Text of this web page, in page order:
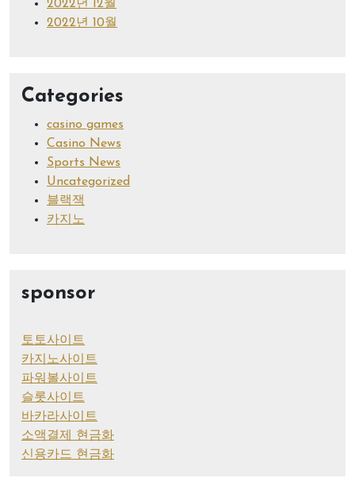
2022년 12월
2022년 10월
Categories
casino games
Casino News
Sports News
Uncategorized
블랙잭
카지노
sponsor
토토사이트
카지노사이트
파워볼사이트
슬롯사이트
바카라사이트
소액결제 현금화
신용카드 현금화